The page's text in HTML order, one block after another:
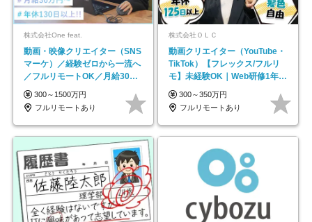
株式会社One feat.
動画・映像クリエイター（SNS
マーケ）／経験ゼロから一流へ
／フルリモートOK／月給30万
円～／年休130日以上
300～1500万円
フルリモートあり
株式会社ＯＬＣ
動画クリエイター（YouTube・
TikTok）【フレックス/フルリ
モ】未経験OK｜Web研修1年間
｜副業OK
300～350万円
フルリモートあり